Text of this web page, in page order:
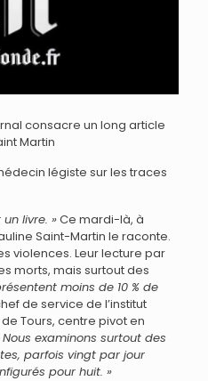
consacre un long article
Martin
légiste sur les traces
livre. »Ce mardi-là, à
Saint-Martin le raconte.
violences. Leur lecture par
morts, mais surtout des
moins de 10 % de
de service de l’institut
Tours, centre pivot en
Nous examinons surtout des
parfois vingt par jour
pour huit. »